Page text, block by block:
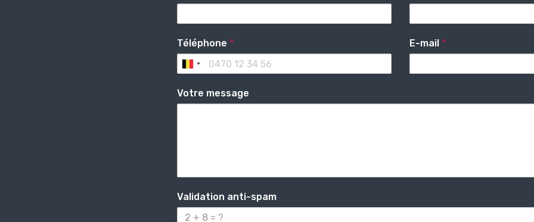
Téléphone * E-mail *
Votre message
Validation anti-spam